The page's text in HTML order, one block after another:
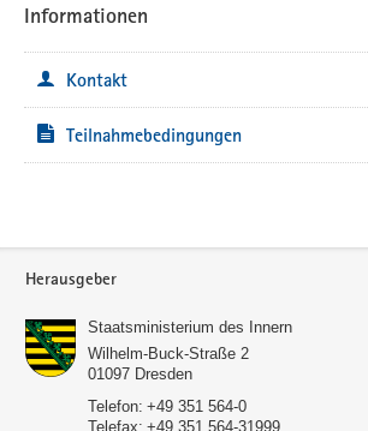
Informationen
Kontakt
Teilnahmebedingungen
Herausgeber
Staatsministerium des Innern
Wilhelm-Buck-Straße 2
01097 Dresden
Telefon: +49 351 564-0
Telefax: +49 351 564-31999